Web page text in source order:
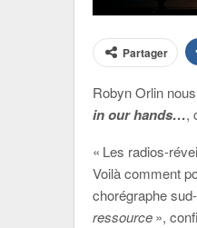
Partager
Robyn Orlin
in our hands…,
« Les radios-
Voilà comment
chorégraphe
ressource»,